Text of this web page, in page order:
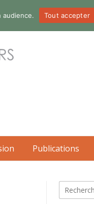
Publications
audience. Tout accepter